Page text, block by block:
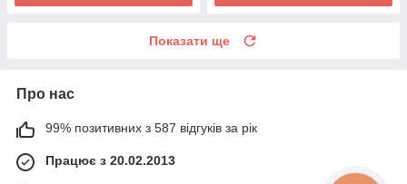
Показати ще
Про нас
99% позитивних з 587 відгуків за рік
Працює з 20.02.2013